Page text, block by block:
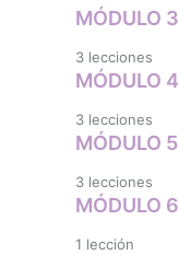
MÓDULO 3
3 lecciones
MÓDULO 4
3 lecciones
MÓDULO 5
3 lecciones
MÓDULO 6
1 lección